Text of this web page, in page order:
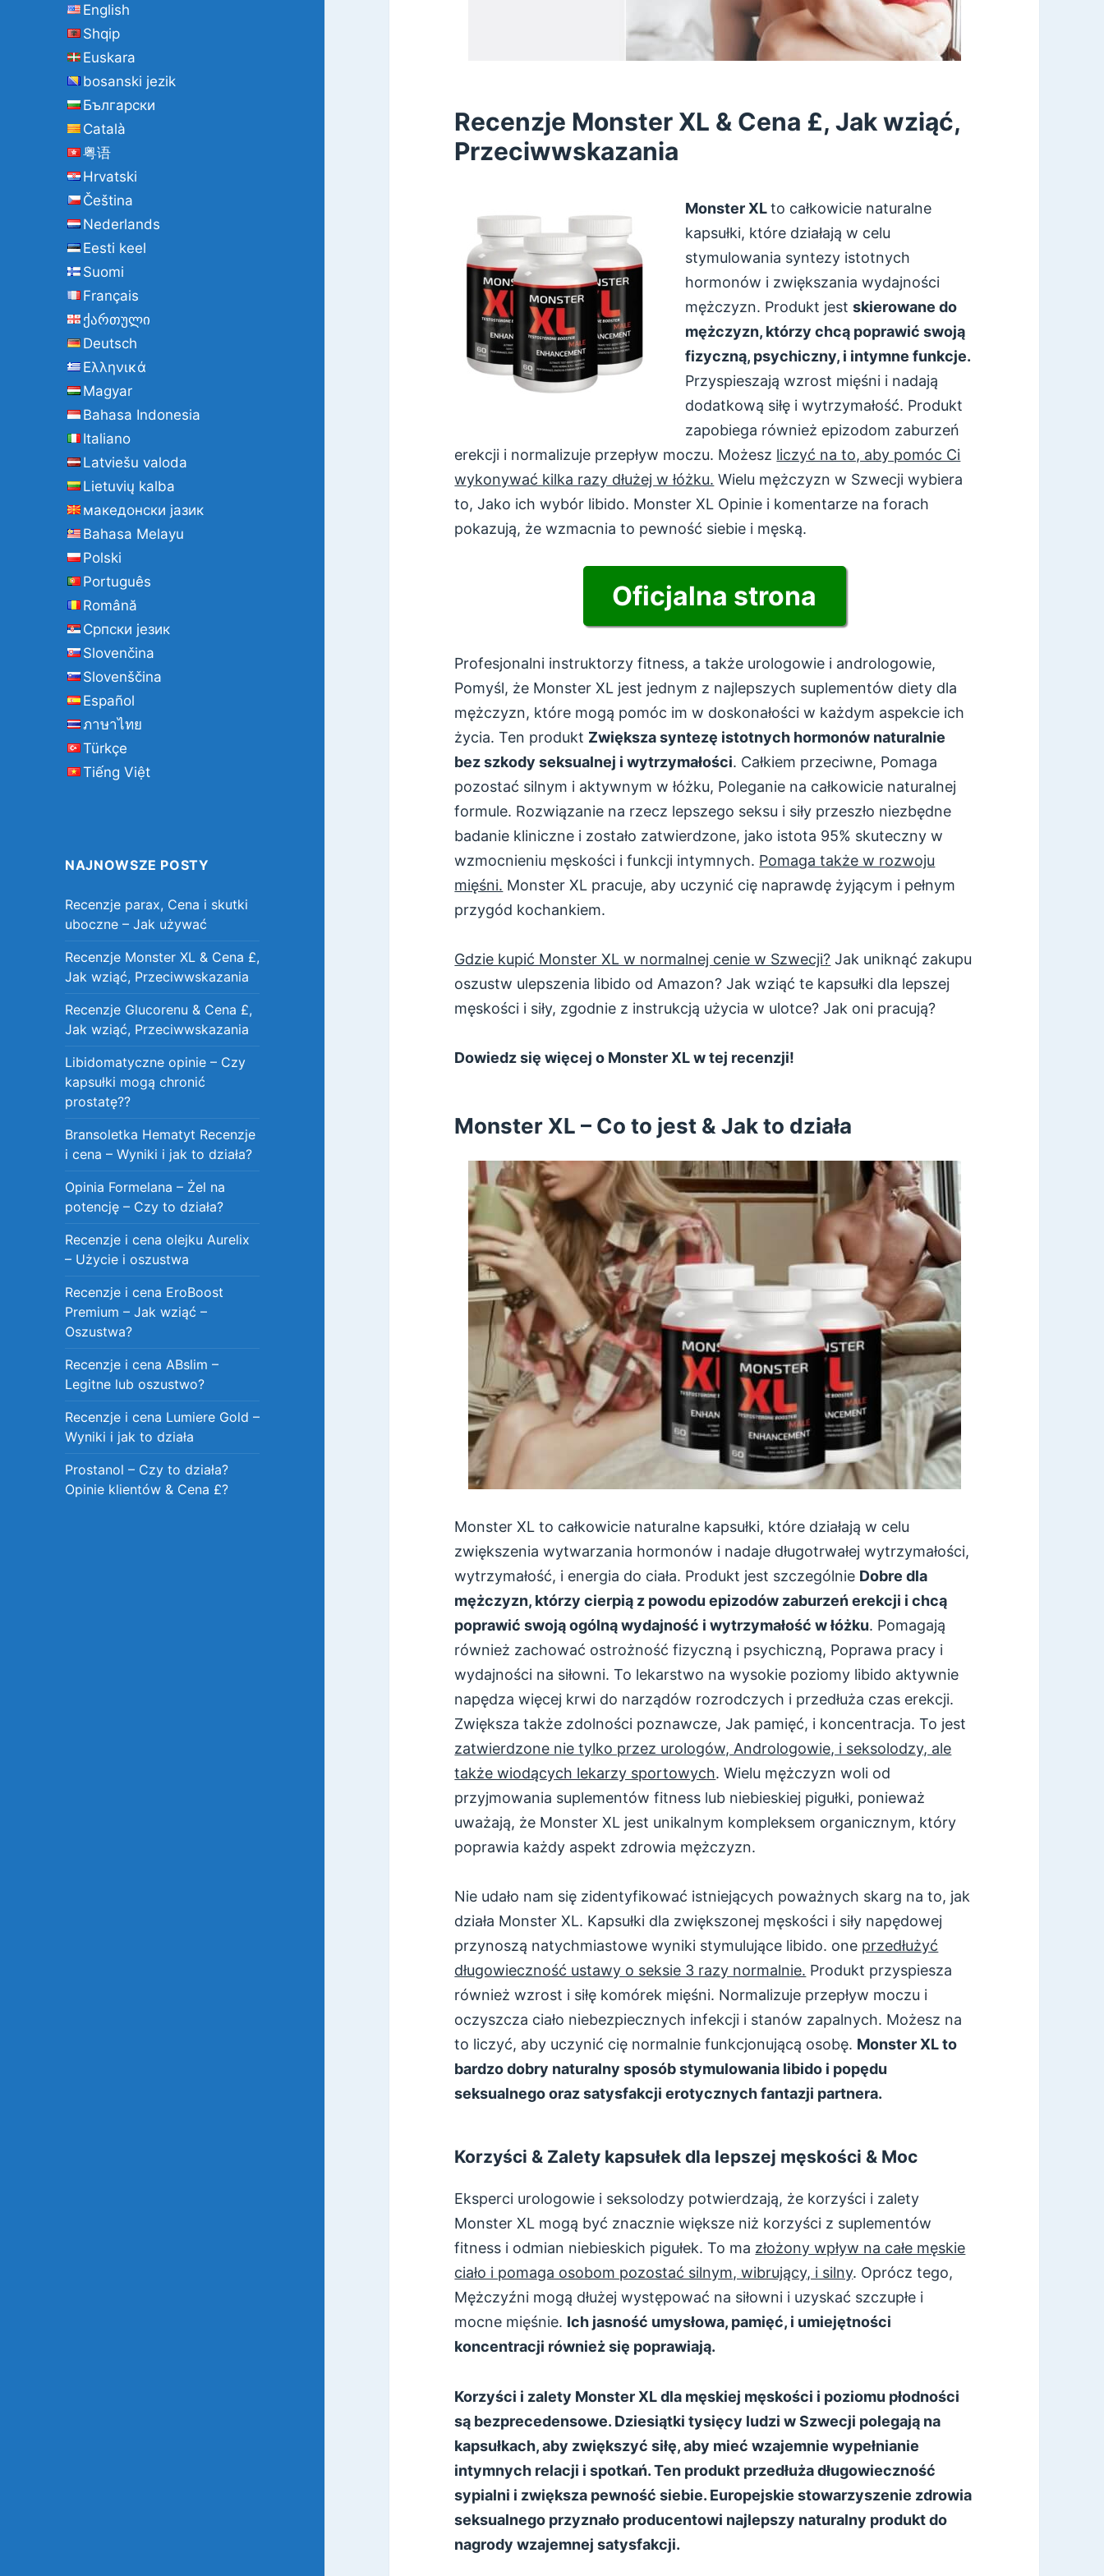
English
Shqip
Euskara
bosanski jezik
Български
Català
粤语
Hrvatski
Čeština
Nederlands
Eesti keel
Suomi
Français
ქართული
Deutsch
Ελληνικά
Magyar
Bahasa Indonesia
Italiano
Latviešu valoda
Lietuvių kalba
македонски јазик
Bahasa Melayu
Polski
Português
Română
Cрпски језик
Slovenčina
Slovenščina
Español
ภาษาไทย
Türkçe
Tiếng Việt
NAJNOWSZE POSTY
Recenzje parax, Cena i skutki
uboczne – Jak używać
Recenzje Monster XL & Cena £,
Jak wziąć, Przeciwwskazania
Recenzje Glucorenu & Cena £,
Jak wziąć, Przeciwwskazania
Libidomatyczne opinie – Czy
kapsułki mogą chronić
prostatę??
Bransoletka Hematyt Recenzje
i cena – Wyniki i jak to działa?
Opinia Formelana – Żel na
potencję – Czy to działa?
Recenzje i cena olejku Aurelix
– Użycie i oszustwa
Recenzje i cena EroBoost
Premium – Jak wziąć –
Oszustwa?
Recenzje i cena ABslim –
Legitne lub oszustwo?
Recenzje i cena Lumiere Gold –
Wyniki i jak to działa
Prostanol – Czy to działa?
Opinie klientów & Cena £?
Recenzje Monster XL & Cena £, Jak wziąć,
Przeciwwskazania
Monster XLto całkowicie naturalne
kapsułki, które działają w celu
stymulowania syntezy istotnych
hormonów i zwiększania wydajności
mężczyzn. Produkt jest skierowane do
mężczyzn, którzy chcą poprawić swoją
fizyczną, psychiczny, i intymne funkcje.
Przyspieszają wzrost mięśni i nadają
dodatkową siłę i wytrzymałość. Produkt
zapobiega również epizodom zaburzeń
erekcji i normalizuje przepływ moczu. Możesz liczyć na to, aby pomóc Ci
wykonywać kilka razy dłużej w łóżku. Wielu mężczyzn w Szwecji wybiera
to, Jako ich wybór libido. Monster XL Opinie i komentarze na forach
pokazują, że wzmacnia to pewność siebie i męską.
Oficjalna strona
Profesjonalni instruktorzy fitness, a także urologowie i andrologowie,
Pomyśl, że Monster XL jest jednym z najlepszych suplementów diety dla
mężczyzn, które mogą pomóc im w doskonałości w każdym aspekcie ich
życia. Ten produkt Zwiększa syntezę istotnych hormonów naturalnie
bez szkody seksualnej i wytrzymałości. Całkiem przeciwne, Pomaga
pozostać silnym i aktywnym w łóżku, Poleganie na całkowicie naturalnej
formule. Rozwiązanie na rzecz lepszego seksu i siły przeszło niezbędne
badanie kliniczne i zostało zatwierdzone, jako istota 95% skuteczny w
wzmocnieniu męskości i funkcji intymnych. Pomaga także w rozwoju
mięśni. Monster XL pracuje, aby uczynić cię naprawdę żyjącym i pełnym
przygód kochankiem.
Gdzie kupić Monster XL w normalnej cenie w Szwecji? Jak uniknąć zakupu
oszustw ulepszenia libido od Amazon? Jak wziąć te kapsułki dla lepszej
męskości i siły, zgodnie z instrukcją użycia w ulotce? Jak oni pracują?
Dowiedz się więcej o Monster XL w tej recenzji!
Monster XL – Co to jest & Jak to działa
Monster XL to całkowicie naturalne kapsułki, które działają w celu
zwiększenia wytwarzania hormonów i nadaje długotrwałej wytrzymałości,
wytrzymałość, i energia do ciała. Produkt jest szczególnie Dobre dla
mężczyzn, którzy cierpią z powodu epizodów zaburzeń erekcji i chcą
poprawić swoją ogólną wydajność i wytrzymałość w łóżku. Pomagają
również zachować ostrożność fizyczną i psychiczną, Poprawa pracy i
wydajności na siłowni. To lekarstwo na wysokie poziomy libido aktywnie
napędza więcej krwi do narządów rozrodczych i przedłuża czas erekcji.
Zwiększa także zdolności poznawcze, Jak pamięć, i koncentracja. To jest
zatwierdzone nie tylko przez urologów, Andrologowie, i seksolodzy, ale
także wiodących lekarzy sportowych. Wielu mężczyzn woli od
przyjmowania suplementów fitness lub niebieskiej pigułki, ponieważ
uważają, że Monster XL jest unikalnym kompleksem organicznym, który
poprawia każdy aspekt zdrowia mężczyzn.
Nie udało nam się zidentyfikować istniejących poważnych skarg na to, jak
działa Monster XL. Kapsułki dla zwiększonej męskości i siły napędowej
przynoszą natychmiastowe wyniki stymulujące libido. one przedłużyć
długowieczność ustawy o seksie 3 razy normalnie. Produkt przyspiesza
również wzrost i siłę komórek mięśni. Normalizuje przepływ moczu i
oczyszcza ciało niebezpiecznych infekcji i stanów zapalnych. Możesz na
to liczyć, aby uczynić cię normalnie funkcjonującą osobę. Monster XL to
bardzo dobry naturalny sposób stymulowania libido i popędu
seksualnego oraz satysfakcji erotycznych fantazji partnera.
Korzyści & Zalety kapsułek dla lepszej męskości & Moc
Eksperci urologowie i seksolodzy potwierdzają, że korzyści i zalety
Monster XL mogą być znacznie większe niż korzyści z suplementów
fitness i odmian niebieskich pigułek. To ma złożony wpływ na całe męskie
ciało i pomaga osobom pozostać silnym, wibrujący, i silny. Oprócz tego,
Mężczyźni mogą dłużej występować na siłowni i uzyskać szczupłe i
mocne mięśnie. Ich jasność umysłowa, pamięć, i umiejętności
koncentracji również się poprawiają.
Korzyści i zalety Monster XL dla męskiej męskości i poziomu płodności
są bezprecedensowe. Dziesiątki tysięcy ludzi w Szwecji polegają na
kapsułkach, aby zwiększyć siłę, aby mieć wzajemnie wypełnianie
intymnych relacji i spotkań. Ten produkt przedłuża długowieczność
sypialni i zwiększa pewność siebie. Europejskie stowarzyszenie zdrowia
seksualnego przyznało producentowi najlepszy naturalny produkt do
nagrody wzajemnej satysfakcji.